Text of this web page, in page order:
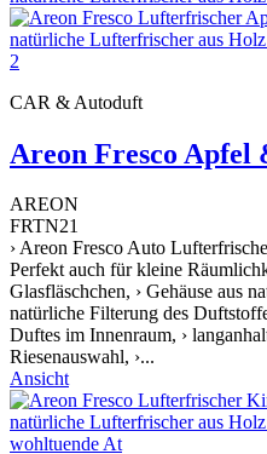
CAR & Autoduft
Areon Fresco Apfel
AREON
FRTN21
› Areon Fresco Auto
Perfekt auch für kleine
Glasfläschchen, › Gehäuse aus
natürliche Filterung des
Duftes im Innenraum, ›
Riesenauswahl, ›...
Ansicht